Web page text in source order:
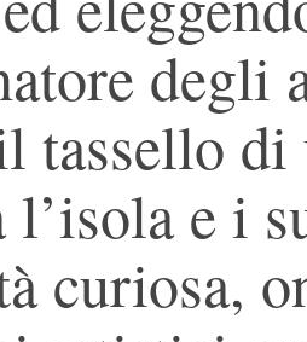
degli
tassello di
l’isola e i
curiosa,